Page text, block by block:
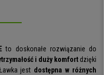
to doskonałe rozwiązanie do
i duży komfort dzięki
jest dostępna w różnych